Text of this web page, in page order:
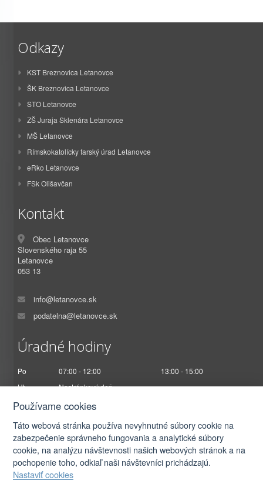
Odkazy
KST Breznovica Letanovce
ŠK Breznovica Letanovce
STO Letanovce
ZŠ Juraja Sklenára Letanovce
MŠ Letanovce
Rímskokatolícky farský úrad Letanovce
eRko Letanovce
FSk Olišavčan
Kontakt
Obec Letanovce
Slovenského raja 55
Letanovce
053 13
info@letanovce.sk
podatelna@letanovce.sk
Úradné hodiny
Po 07:00 - 12:00
13:00 - 15:00
Ut
Nestránkový deň
St
07:00 - 12:00
Pi
07:00 - 12:30
Používame cookies
Táto webová stránka používa nevyhnutné súbory cookie na
zabezpečenie správneho fungovania a analytické súbory
cookie, na analýzu návštevnosti našich webových stránok a na
pochopenie toho, odkiaľ naši návštevníci prichádzajú.
Nastaviť cookies